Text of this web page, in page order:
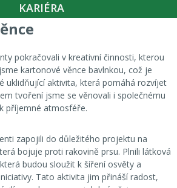
KARIÉRA
pokračovali v kreativní činnosti, kterou
kartonové věnce bavlnkou, což je
uklidňující aktivita, která pomáhá rozvíjet
tvoření jsme se věnovali i společnému
příjemné atmosféře.
zapojili do důležitého projektu na
bojuje proti rakovině prsu. Plnili látková
budou sloužit k šíření osvěty a
Tato aktivita jim přináší radost,